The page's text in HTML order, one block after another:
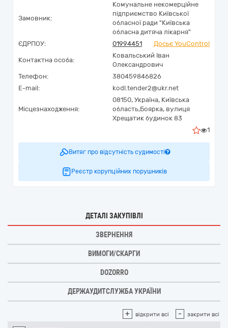
Замовник:
Комунальне некомерційне
підприємство Київської
обласної ради "Київська
обласна дитяча лікарня"
ЄДРПОУ:
01994451 Досьє YouControl
Контактна особа:
Ковальський Іван
Олександрович
Телефон:
380459846826
E-mail:
kodl.tender2@ukr.net
Місцезнаходження:
08150, Україна, Київська
область,Боярка, вулиця
Хрещатик будинок 83
1
Витяг про відсутність судимості
Реєстр корупційних порушників
ДЕТАЛІ ЗАКУПІВЛІ
ЗВЕРНЕННЯ
ВИМОГИ/СКАРГИ
DOZORRO
ДЕРЖАУДИТСЛУЖБА УКРАЇНИ
+ відкрити всі - закрити всі